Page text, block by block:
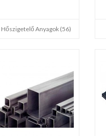
Hőszigetelő Anyagok (56)